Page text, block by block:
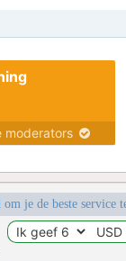
moderators
je de beste service